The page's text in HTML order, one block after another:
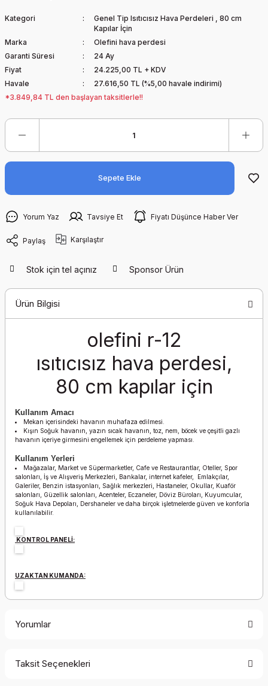
Kategori Genel Tip Isıtıcısız Hava Perdeleri , 80 cm
Kapılar İçin
Marka
Olefini hava perdesi
Garanti Süresi
24 Ay
Fiyat
24.225,00 TL + KDV
Havale
27.616,50 TL (%5,00 havale indirimi)
*3.849,84 TL den başlayan taksitlerle!!
Sepete Ekle
Yorum Yaz Tavsiye Et Fiyatı Düşünce Haber Ver
Paylaş Karşılaştır
Stok için tel açınız Sponsor Ürün
Ürün Bilgisi
olefini r-12
ısıtıcısız hava perdesi,
80 cm kapılar için
Kullanım Amacı
Mekan içerisindeki havanın muhafaza edilmesi.
Kışın Soğuk havanın, yazın sıcak havanın, toz, nem, böcek ve çeşitli gazlı
havanın içeriye girmesini engellemek için perdeleme yapması.
Kullanım Yerleri
Mağazalar, Market ve Süpermarketler, Cafe ve Restaurantlar, Oteller, Spor
salonları, İş ve Alışveriş Merkezleri, Bankalar, internet kafeler, Emlakçılar,
Galeriler, Benzin istasyonları, Sağlık merkezleri, Hastaneler, Okullar, Kuaför
salonları, Güzellik salonları, Acenteler, Eczaneler, Döviz Büroları, Kuyumcular,
Soğuk Hava Depoları, Dershaneler ve daha birçok işletmelerde güven ve konforla
kullanılabilir.
KONTROL PANELİ:
UZAKTAN KUMANDA:
Yorumlar
Taksit Seçenekleri